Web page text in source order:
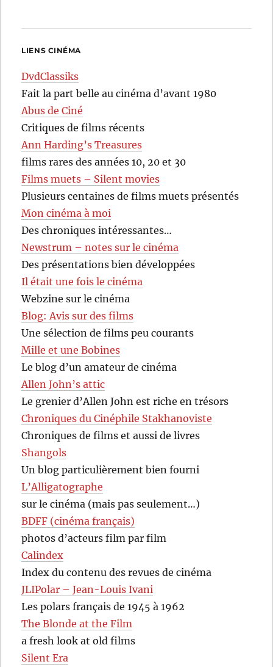
LIENS CINÉMA
DvdClassiks
Fait la part belle au cinéma d’avant 1980
Abus de Ciné
Critiques de films récents
Ann Harding’s Treasures
films rares des années 10, 20 et 30
Films muets – Silent movies
Plusieurs centaines de films muets présentés
Mon cinéma à moi
Des chroniques intéressantes…
Newstrum – notes sur le cinéma
Des présentations bien développées
Il était une fois le cinéma
Webzine sur le cinéma
Blog: Avis sur des films
Une sélection de films peu courants
Mille et une Bobines
Le blog d’un amateur de cinéma
Allen John’s attic
Le grenier d’Allen John est riche en trésors
Chroniques du Cinéphile Stakhanoviste
Chroniques de films et aussi de livres
Shangols
Un blog particulièrement bien fourni
L’Alligatographe
sur le cinéma (mais pas seulement…)
BDFF (cinéma français)
photos d’acteurs film par film
Calindex
Index du contenu des revues de cinéma
JLIPolar – Jean-Louis Ivani
Les polars français de 1945 à 1962
The Blonde at the Film
a fresh look at old films
Silent Era